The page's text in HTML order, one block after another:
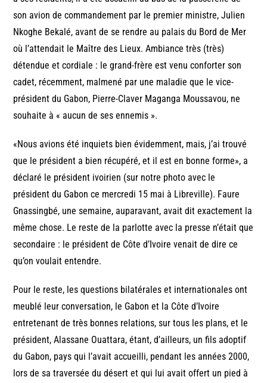
son avion de commandement par le premier ministre, Julien
Nkoghe Bekalé, avant de se rendre au palais du Bord de Mer
où l’attendait le Maître des Lieux. Ambiance très (très)
détendue et cordiale : le grand-frère est venu conforter son
cadet, récemment, malmené par une maladie que le vice-
président du Gabon, Pierre-Claver Maganga Moussavou, ne
souhaite à « aucun de ses ennemis ».
«Nous avions été inquiets bien évidemment, mais, j’ai trouvé
que le président a bien récupéré, et il est en bonne forme», a
déclaré le président ivoirien (sur notre photo avec le
président du Gabon ce mercredi 15 mai à Libreville). Faure
Gnassingbé, une semaine, auparavant, avait dit exactement la
même chose. Le reste de la parlotte avec la presse n’était que
secondaire : le président de Côte d’Ivoire venait de dire ce
qu’on voulait entendre.
Pour le reste, les questions bilatérales et internationales ont
meublé leur conversation, le Gabon et la Côte d’Ivoire
entretenant de très bonnes relations, sur tous les plans, et le
président, Alassane Ouattara, étant, d’ailleurs, un fils adoptif
du Gabon, pays qui l’avait accueilli, pendant les années 2000,
lors de sa traversée du désert et qui lui avait offert un pied à